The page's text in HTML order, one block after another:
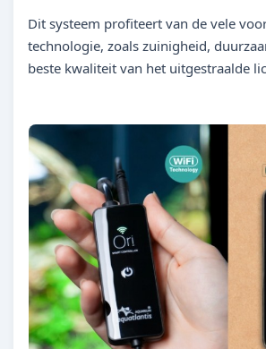
Dit systeem profiteert van de vele
technologie, zoals zuinigheid,
beste kwaliteit van het uitgestraalde